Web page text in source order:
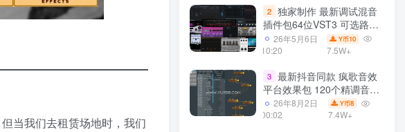
当我们去租赁场地时，我们
2 独家制作 最新调试混音
插件包64位VST3 可选路径
一键安装550个效果器合集
v3.0 WiN 支持定制
26年5月6日
10:20
Y币10
7.5W+
3 最新抖音同款 疯歌音效
平台效果包 120个精调音效
包+软件自带170个音效
+600个插件 带安装教程全
26年8月2日
00:02
Y币8
7.4W+